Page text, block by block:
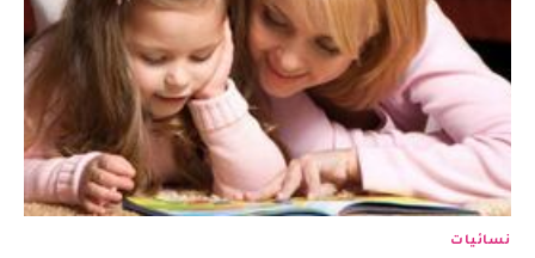
نسائيات